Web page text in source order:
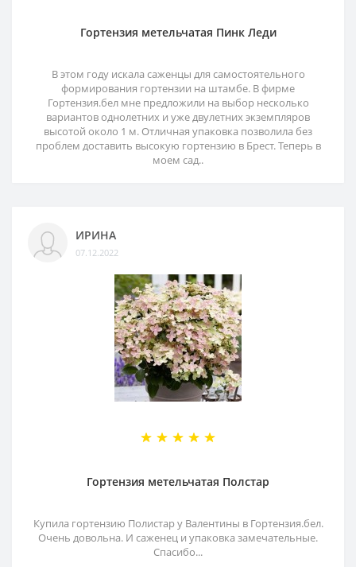
Гортензия метельчатая Пинк Леди
В этом году искала саженцы для самостоятельного
формирования гортензии на штамбе. В фирме
Гортензия.бел мне предложили на выбор несколько
вариантов однолетних и уже двулетних экземпляров
высотой около 1 м. Отличная упаковка позволила без
проблем доставить высокую гортензию в Брест. Теперь в
моем сад..
ИРИНА
07.12.2022
Гортензия метельчатая Полстар
Купила гортензию Полистар у Валентины в Гортензия.бел.
Очень довольна. И саженец и упаковка замечательные.
Спасибо...